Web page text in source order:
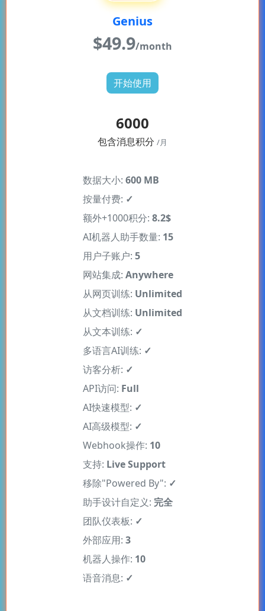
Genius
$49.9/month
开始使用
6000
包含消息积分 /月
数据大小: 600 MB
按量付费: ✓
额外+1000积分: 8.2$
AI机器人助手数量: 15
用户子账户: 5
网站集成: Anywhere
从网页训练: Unlimited
从文档训练: Unlimited
从文本训练: ✓
多语言AI训练: ✓
访客分析: ✓
API访问: Full
AI快速模型: ✓
AI高级模型: ✓
Webhook操作: 10
支持: Live Support
移除"Powered By": ✓
助手设计自定义: 完全
团队仪表板: ✓
外部应用: 3
机器人操作: 10
语音消息: ✓